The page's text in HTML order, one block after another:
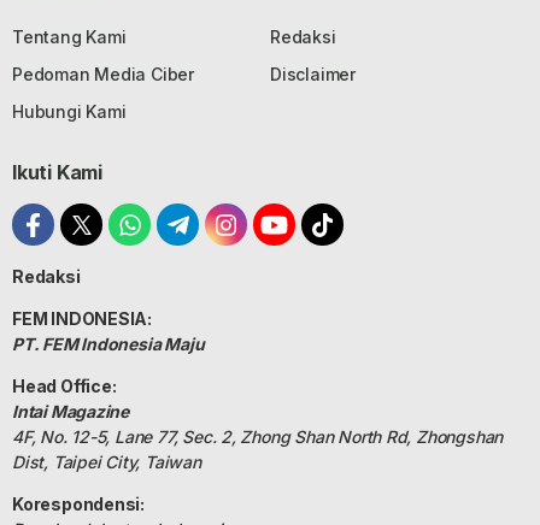
Tentang Kami
Redaksi
Pedoman Media Ciber
Disclaimer
Hubungi Kami
Ikuti Kami
Redaksi
FEM INDONESIA:
PT. FEM Indonesia Maju
Head Office:
Intai Magazine
4F, No. 12-5, Lane 77, Sec. 2, Zhong Shan North Rd, Zhongshan
Dist, Taipei City, Taiwan
Korespondensi: